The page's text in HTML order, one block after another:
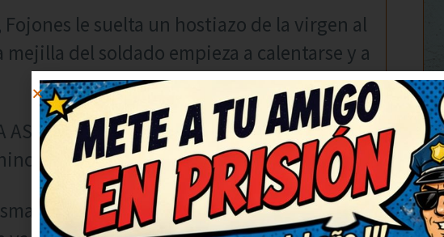
le suelta un hostiazo de la virgen al
del soldado empieza a calentarse y a
ASI, RECLUTA, EXCREMENTO!
hinchara y pondra morado con el tiempo…
por la intrinseca inteligencia de sus